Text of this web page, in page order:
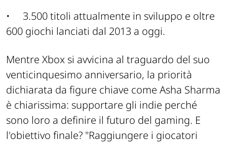
• 3.500 titoli attualmente in sviluppo e oltre
600 giochi lanciati dal 2013 a oggi.
Mentre Xbox si avvicina al traguardo del suo
venticinquesimo anniversario, la priorità
dichiarata da figure chiave come Asha Sharma
è chiarissima: supportare gli indie perché
sono loro a definire il futuro del gaming. E
l'obiettivo finale? "Raggiungere i giocatori